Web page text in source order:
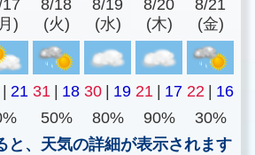
)
8/18
(火)
8/19
(水)
8/20
(木)
8/21
(金)
| 21 31 | 18 30 | 19 21 | 17 22 | 16
50% 80% 90%
30%
と、天気の詳細が表示されます